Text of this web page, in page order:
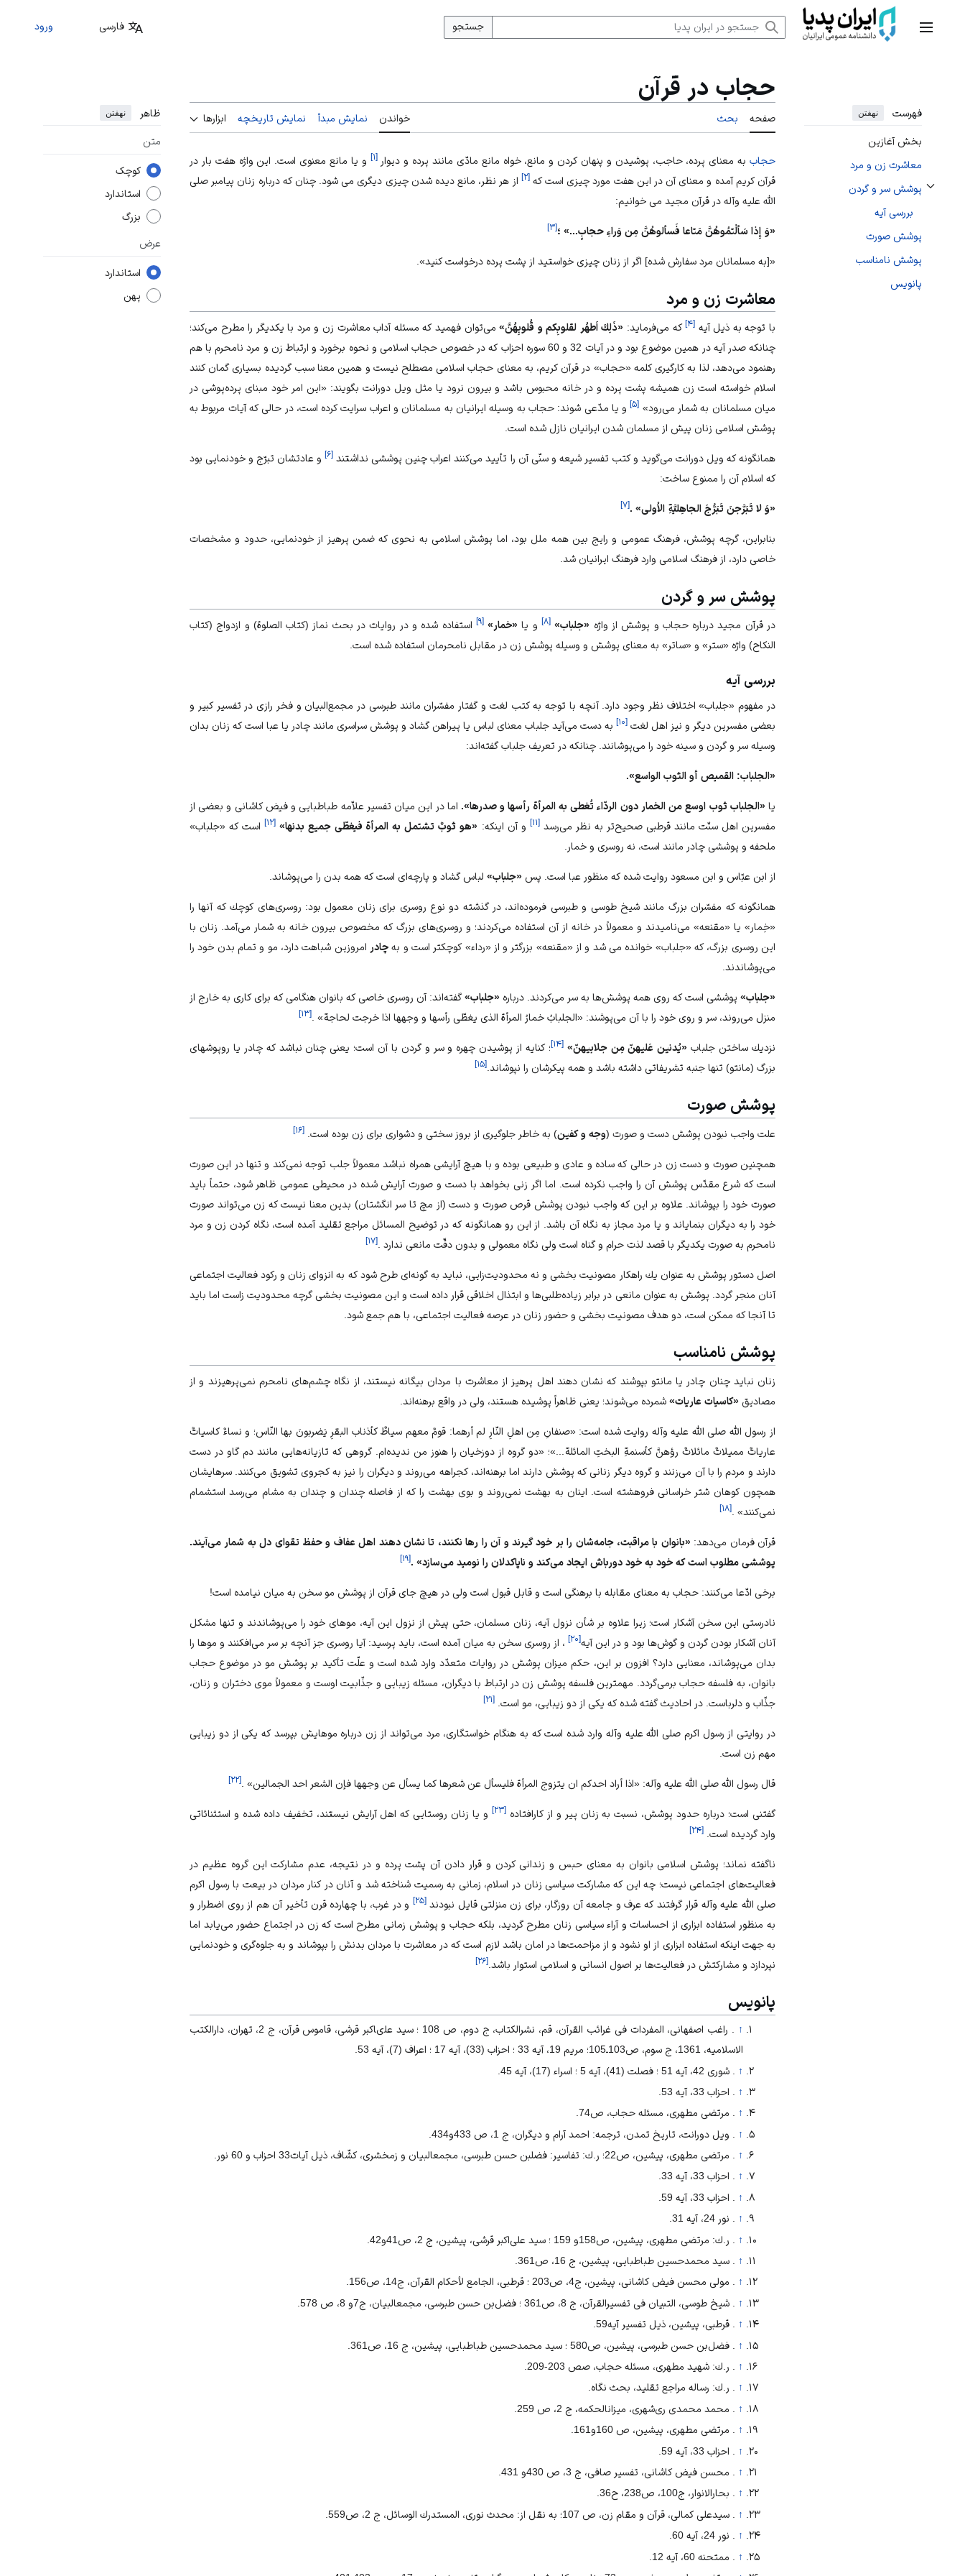
منوی اصلی
جستجو فارسی ورود
فهرست نهفتن
بخش آغازین
معاشرت زن و مرد
پوشش سر و گردن
تغییر وضعیت زیربخش‌های پوشش سر و گردن
بررسی آیه
پوشش صورت
پوشش نامناسب
پانویس
حجاب در قرآن
صفحه بحث خواندن نمایش مبدأ نمایش تاریخچه ابزارها ظاهر نهفتن
متن
کوچک
استاندارد
بزرگ
عرض
استاندارد
پهن
حجاببه معناى پرده، حاجب، پوشيدن و پنهان كردن و مانع، خواه مانع مادّى مانند پرده و ديوار[۱] و يا مانع معنوى است. اين واژه هفت بار در
قرآن كريم آمده و معناى آن در اين هفت مورد چيزى است كه[۲] از هر نظر، مانع ديده شدن چيزى ديگرى مى‏ شود. چنان كه درباره زنان پيامبر صلى
‏الله‏ عليه ‏و‏آله در قرآن مجيد مى‏ خوانيم:
«وَ إِذا سَألْتمُوهُنَّ مَتاعا فَسألوهُنَّ مِن وَراءِ حجابٍ...» ؛[۳]
«[به مسلمانان مرد سفارش شده] اگر از زنان چيزى خواستيد از پشت‏ پرده درخواست كنيد».
معاشرت زن و مرد
با توجه به ذيل آيه [۴]كه مى‌فرمايد: «ذَلِكَ اَطهُر لقلوبِكم و قُلوبِهُنَّ»مى‏‌توان فهميد كه مسئله آداب معاشرت زن و مرد با يكديگر را مطرح مى‌‏كند؛
چنان‏كه صدر آيه در همين موضوع بود و در آيات 32 و 60 سوره احزاب كه در خصوص حجاب اسلامى و نحوه برخورد و ارتباط زن و مرد نامحرم با هم
رهنمود مى‏‌دهد، لذا به كارگيرى كلمه «حجاب» در قرآن كريم، به معناى حجاب اسلامى مصطلح نيست و همين معنا سبب گرديده بسيارى گمان كنند
اسلام خواسته است زن هميشه پشت پرده و در خانه محبوس باشد و بيرون نرود يا مثل ويل دورانت بگويند: «اين امر خود مبناى پرده‌پوشى در
ميان مسلمانان به شمار مى‏‌رود» [۵]و يا مدّعى شوند: حجاب به وسيله ايرانيان به مسلمانان و اعراب سرايت كرده است، در حالى كه آيات مربوط به
پوشش اسلامى زنان پيش از مسلمان شدن ايرانيان نازل شده است.
همان‏گونه كه ويل دورانت مى‌‏گويد و كتب تفسير شيعه و سنّى آن را تأييد مى‌‏كنند اعراب چنين پوششى نداشتند [۶]و عادتشان تبرّج و خودنمايى بود
كه اسلام آن را ممنوع ساخت:
«وَ لا تَبَرَّجنَ تَبَرُّجَ الجاهِليَّةِ الاُولى» .[۷]
بنابراين، گرچه پوشش، فرهنگ عمومى و رايج بين همه ملل بود، اما پوشش اسلامى به نحوى كه ضمن پرهيز از خودنمايى، حدود و مشخصات
خاصى دارد، از فرهنگ اسلامى وارد فرهنگ ايرانيان شد.
پوشش سر و گردن
در قرآن مجيد درباره حجاب و پوشش از واژه «جلباب» [۸]و يا «خمار» [۹] استفاده شده و در روايات در بحث نماز (كتاب ‏الصلوة) و ازدواج (كتاب
النكاح) واژه «ستر» و «ساتر» به معناى پوشش و وسيله پوشش زن در مقابل نامحرمان استفاده شده است.
بررسی آیه
در مفهوم «جلباب» اختلاف ‏نظر وجود دارد. آنچه با توجه به كتب لغت و گفتار مفسّران مانند طبرسى در مجمع‌‏البيان و فخر رازى در تفسير كبير و
بعضى مفسرين ديگر و نيز اهل لغت [۱۰] به دست مى‏‌آيد جلباب معناى لباس يا پيراهن گشاد و پوشش سراسرى مانند چادر يا عبا است كه زنان بدان
وسيله سر و گردن و سينه خود را مى‏‌پوشانند. چنانكه در تعريف جلباب گفته‏‌اند:
«الجلباب: القميص أو الثوب الواسع».
يا«الجلباب ثوب اوسع من الخمار دون الردّاء تُغطى به المرأة رأسها و صدرها». اما در اين ميان تفسير علاّمه طباطبايى و فيض كاشانى و بعضى از
مفسرين اهل سنّت مانند قرطبى صحيح‏‌تر به نظر مى‏‌رسد[۱۱] و آن اينكه: «هو ثوبٌ تشتمل به المرأة فيغطّى جميع بدنها» [۱۲]است كه «جلباب»
ملحفه و پوششى چادر مانند است، نه روسرى و خمار.
از ابن عبّاس و ابن مسعود روايت شده كه منظور عبا است. پس «جلباب» لباس گشاد و پارچه‌اى است كه همه بدن را مى‌‏پوشاند.
همان‏گونه كه مفسّران بزرگ مانند شيخ طوسى و طبرسى فرموده‌اند، در گذشته دو نوع روسرى براى زنان معمول بود: روسرى‌‏هاى كوچك كه آن‏ها را
«خِمار» يا «مقنعه» مى‏‌ناميدند و معمولاً در خانه از آن استفاده مى‏‌كردند؛ و روسرى‌‏هاى بزرگ كه مخصوص بيرون خانه به شمار مى‌آمد. زنان با
اين روسرى بزرگ، كه «جلباب» خوانده مى ‏شد و از «مقنعه» بزرگ‏تر و از «رداء» كوچك‏تر است و بهچادر امروزين شباهت دارد، مو و تمام بدن خود را
مى‌پوشاندند.
«جلباب» پوششى است كه روى همه پوشش‌‏ها به سر مى‌كردند. درباره «جلباب» گفته‌‏اند: آن روسرى خاصى كه بانوان هنگامى كه براى كارى به خارج از
منزل مى‏‌روند، سر و روى خود را با آن مى‌‏پوشند: «الجلبابُ خمارُ المرأة الذى يغطّى رأسها و وجهها اذا خرجت لحاجة» .
[۱۳]
نزديك ساختن جلباب «يُدنين عَليهنّ مِن جلابيهنّ» [۱۴]؛ كنايه از پوشيدن چهره و سر و گردن با آن است؛ يعنى چنان نباشد كه چادر يا روپوش‏هاى
بزرگ (مانتو) تنها جنبه تشريفاتى داشته باشد و همه پيكرشان را نپوشاند. [۱۵]
پوشش صورت
علت واجب نبودن پوشش دست و صورت (وجه و كفين) به خاطر جلوگيرى از بروز سختى و دشوارى براى زن بوده است. [۱۶]
همچنين صورت و دست زن در حالى كه ساده و عادى و طبيعى بوده و با هيچ آرايشى همراه نباشد معمولاً جلب توجه نمى‌‏كند و تنها در اين صورت
است كه شرع مقدّس پوشش آن را واجب نكرده است. اما اگر زنى بخواهد با دست و صورت آرايش شده در محيطى عمومى ظاهر شود، حتماً بايد
صورت خود را بپوشاند. علاوه بر اين كه واجب نبودن پوشش قرص صورت و دست (از مچ تا سر انگشتان) بدين معنا نيست كه زن مى‌‏تواند صورت
خود را به ديگران بنماياند و يا مرد مجاز به نگاه آن باشد. از اين رو همان‏گونه كه در توضيح‏ المسائل مراجع تقليد آمده است، نگاه كردن زن و مرد
نامحرم به صورت يكديگر با قصد لذت حرام و گناه است ولى نگاه معمولى و بدون دقّت مانعى ندارد .
[۱۷]
اصل دستور پوشش به عنوان يك راهكار مصونيت بخشى و نه محدوديت‌زايى، نبايد به گونه‏‌اى طرح شود كه به انزواى زنان و ركود فعاليت اجتماعى
آنان منجر گردد. پوشش به عنوان مانعى در برابر زياده‌‏طلبى‌‏ها و ابتذال اخلاقى قرار داده است و اين مصونيت بخشى گرچه محدوديت زاست اما بايد
تا آنجا كه ممكن است، دو هدف مصونيت بخشى و حضور زنان در عرصه فعاليت اجتماعى، با هم جمع شود.
پوشش نامناسب
زنان نبايد چنان چادر يا مانتو بپوشند كه نشان دهند اهل پرهيز از معاشرت با مردان بيگانه نيستند، از نگاه چشم‌‏هاى نامحرم نمى‌پرهيزند و از
مصاديق «كاسيات عاريات» شمرده مى‏‌شوند؛ يعنى ظاهراً پوشيده هستند، ولى در واقع برهنه‏‌اند.
از رسول اللّه صلى ‏الله ‏عليه ‏و‏آله روايت شده است: «صنفانِ مِن اهلِ النّارِ لم أرهما: قومٌ معهم سياطٌ كأذناب البقرِ يَضربونَ بها النّاس؛ و نساءٌ كاسياتٌ
عارياتٌ مميلاتٌ مائلاتٌ رؤهنَّ كأسنمةِ البختِ المائلة...»؛ «دو گروه از دوزخيان را هنوز من نديده‌‏ام. گروهى كه تازيانه‌هايى مانند دم گاو در دست
دارند و مردم را با آن مى‌‏زنند و گروه ديگر زنانى كه پوشش دارند اما برهنه‏‌اند، كج‏راهه مى‌روند و ديگران را نيز به كجروى تشويق مى‏‌كنند. سرهايشان
همچون كوهان شتر خراسانى فروهشته است. اينان به بهشت نمى‏‌روند و بوى بهشت را كه از فاصله چندان و چندان به مشام مى‏‌رسد استشمام
نمى‏‌كنند» .
[۱۸]
قرآن فرمان مى‌‏دهد:«بانوان با مراقبت، جامه‏‌شان را بر خود گيرند و آن را رها نكنند، تا نشان دهند اهل عفاف و حفظ تقواى دل به شمار مى‌آيند.
پوششى مطلوب است كه خود به خود دورباش ايجاد مى‌كند و ناپاك‏دلان را نوميد مى‏‌سازد» .[۱۹]
برخى ادّعا مى‌كنند: حجاب به معناى مقابله با برهنگى است و قابل قبول است ولى در هيچ جاى قرآن از پوشش مو سخن به ميان نيامده است!
نادرستى اين سخن آشكار است؛ زيرا علاوه بر شأن نزول آيه، زنان مسلمان، حتى پيش از نزول اين آيه، موهاى خود را مى‏‌پوشاندند و تنها مشكل
آنان آشكار بودن گردن و گوش‏‌ها بود و در اين آيه[۲۰] ، از روسرى سخن به ميان آمده است، بايد پرسيد: آيا روسرى جز آنچه بر سر مى‏‌افكنند و موها را
بدان مى‏‌پوشاند، معنايى دارد؟ افزون بر اين، حكم ميزان پوشش در روايات متعدّد وارد شده است و علّت تأكيد بر پوشش مو در موضوع حجاب
بانوان، به فلسفه حجاب برمى‌گردد. مهم‏ترين فلسفه پوشش زن در ارتباط با ديگران، مسئله زيبايى و جذّابيت اوست و معمولاً موى دختران و زنان،
جذّاب و دلرباست. در احاديث گفته شده كه يكى از دو زيبايى، مو است.
[۲۱]
در روايتى از رسول اكرم صلى‏ الله ‏عليه ‏و‏آله وارد شده است كه به هنگام خواستگارى، مرد مى‏‌تواند از زن درباره موهايش بپرسد كه يكى از دو زيبايى
مهم زن است.
قال رسول‏ اللّه‏ صلى‏ الله‏ عليه ‏و‏آله: «اذا أراد احدكم ان يتزوج المرأة فليسأل عن شعرها كما يسأل عن وجهها فإن الشعر احد الجمالين» . [۲۲]
گفتنى است؛ درباره حدود پوشش، نسبت به زنان پير و از كارافتاده[۲۳] و يا زنان روستايى كه اهل آرايش نيستند، تخفيف داده شده و استثنائاتى
وارد گرديده است.
[۲۴]
ناگفته نماند؛ پوشش اسلامى بانوان به معناى حبس و زندانى كردن و قرار دادن آن پشت پرده و در نتيجه، عدم مشاركت اين گروه عظيم در
فعاليت‌‏هاى اجتماعى نيست؛ چه اين كه مشاركت سياسى زنان در اسلام، زمانى به رسميت شناخته شد و آنان در كنار مردان در بيعت با رسول اكرم
صلى ‏الله ‏عليه ‏و‏آله قرار گرفتند كه عرف و جامعه آن روزگار، براى زن منزلتى قايل نبودند[۲۵] و در غرب، با چهارده قرن تأخير آن هم از روى اضطرار و
به منظور استفاده ابزارى از احساسات و آراء سياسى زنان مطرح گرديد، بلكه حجاب و پوشش زمانى مطرح است كه زن در اجتماع حضور مى‏‌يابد اما
به جهت اينكه استفاده ابزارى از او نشود و از مزاحمت‏‌ها در امان باشد لازم است كه در معاشرت با مردان بدنش را بپوشاند و به جلوه‏‌گرى و خودنمايى
نپردازد و مشاركتش در فعاليت‌‏ها بر اصول انسانى و اسلامى استوار باشد. [۲۶]
پانویس
↑
. راغب اصفهانى، المفردات فى غرائب القرآن، قم، نشرالكتاب، ج دوم، ص 108 ؛ سيد على‏اكبر قرشى، قاموس قرآن، ج 2، تهران، دارالكتب
الاسلاميه، 1361، ج سوم، ص103ـ105؛ مريم 19، آيه 33 ؛ احزاب (33)، آيه 17 ؛ اعراف (7)، آيه 53.
↑
. شورى 42، آيه 51 ؛ فصلت (41)، آيه 5 ؛ اسراء (17)، آيه 45.
↑
. احزاب 33، آيه 53.
↑ . مرتضى مطهرى، مسئله حجاب، ص74.
↑
. ويل دورانت، تاريخ تمدن، ترجمه: احمد آرام و ديگران، ج 1، ص 433و434.
↑
. مرتضى مطهرى، پيشين، ص22؛ ر.ك: تفاسير: فضل‏بن حسن طبرسى، مجمع‏البيان و زمخشرى، كشّاف، ذيل آيات33 احزاب و 60 نور.
↑ . احزاب 33، آيه 33.
↑
. احزاب 33، آيه 59.
↑ . نور 24، آيه 31.
↑
. ر.ك: مرتضى مطهرى، پيشين، ص158و 159 ؛ سيد على‏‌اكبر قرشى، پيشين، ج 2، ص41و42.
↑
. سيد محمدحسين طباطبايى، پيشين، ج 16، ص361.
↑ . مولى محسن فيض كاشانى، پيشين، ج4، ص203 ؛ قرطبى، الجامع لأحكام القرآن، ج14، ص156.
↑
. شيخ طوسى، التبيان فى تفسيرالقرآن، ج 8، ص361 ؛ فضل‌بن حسن طبرسى، مجمع‏البيان، ج7و 8، ص 578.
↑ . قرطبى، پيشين، ذيل تفسير آيه59.
↑
. فضل‌‏بن حسن طبرسى، پيشين، ص580 ؛ سيد محمدحسين طباطبايى، پيشين، ج 16، ص361.
↑
. ر.ك: شهيد مطهرى، مسئله حجاب، صص 203-209.
↑ . ر.ك: رساله مراجع تقليد، بحث نگاه.
↑
. محمد محمدى رى‌‏شهرى، ميزان‏الحكمه، ج 2، ص 259.
↑
. مرتضى مطهرى، پيشين، ص 160و161.
↑
. احزاب 33، آيه 59.
↑
. محسن فيض كاشانى، تفسير صافى، ج 3، ص 430و 431.
↑ . بحارالانوار، ج100، ص238، ح36.
↑
. سيدعلى كمالى، قرآن و مقام زن، ص 107؛ به نقل از: محدث نورى، المستدرك الوسائل، ج 2، ص559.
↑
. نور 24، آيه 60.
↑
. ممتحنه 60، آيه 12.